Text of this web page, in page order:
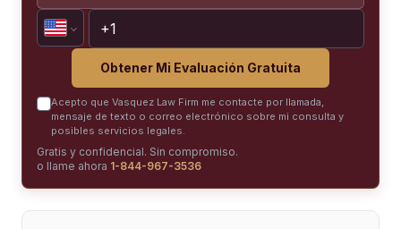
Obtener Mi Evaluación Gratuita
Acepto que Vasquez Law Firm me contacte por llamada,
mensaje de texto o correo electrónico sobre mi consulta y
posibles servicios legales.
Gratis y confidencial. Sin compromiso.
o llame ahora 1-844-967-3536